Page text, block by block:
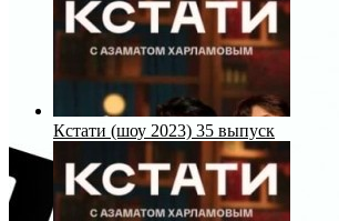
Кстати (шоу 2023) 35 выпуск